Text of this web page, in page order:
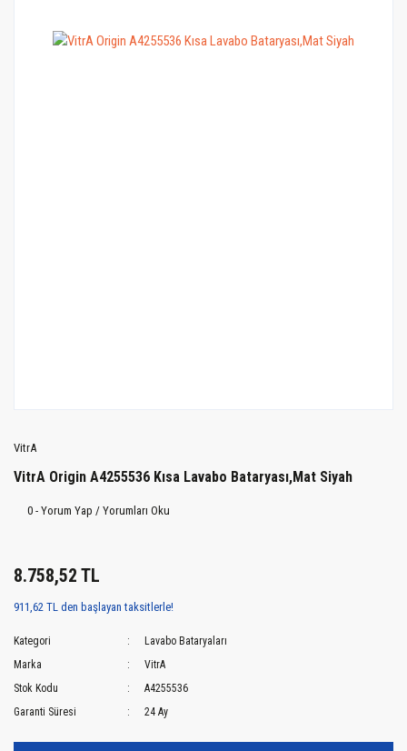
VitrA
VitrA Origin A4255536 Kısa Lavabo Bataryası,Mat Siyah
0 - Yorum Yap / Yorumları Oku
8.758,52 TL
911,62 TL den başlayan taksitlerle!
Kategori
Lavabo Bataryaları
Marka
VitrA
Stok Kodu
A4255536
Garanti Süresi
24 Ay